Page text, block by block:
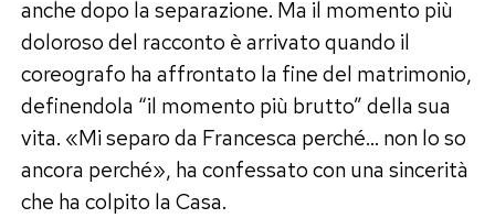
anche dopo la separazione. Ma il momento più
doloroso del racconto è arrivato quando il
coreografo ha affrontato la fine del matrimonio,
definendola “il momento più brutto” della sua
vita. «Mi separo da Francesca perché… non lo so
ancora perché», ha confessato con una sincerità
che ha colpito la Casa.